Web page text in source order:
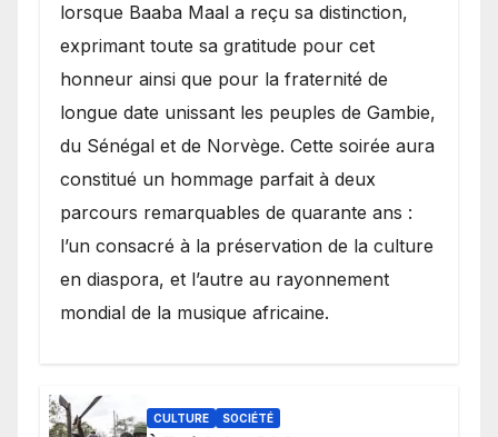
lorsque Baaba Maal a reçu sa distinction,
exprimant toute sa gratitude pour cet
honneur ainsi que pour la fraternité de
longue date unissant les peuples de Gambie,
du Sénégal et de Norvège. Cette soirée aura
constitué un hommage parfait à deux
parcours remarquables de quarante ans :
l’un consacré à la préservation de la culture
en diaspora, et l’autre au rayonnement
mondial de la musique africaine.
CULTURE SOCIÉTÉ